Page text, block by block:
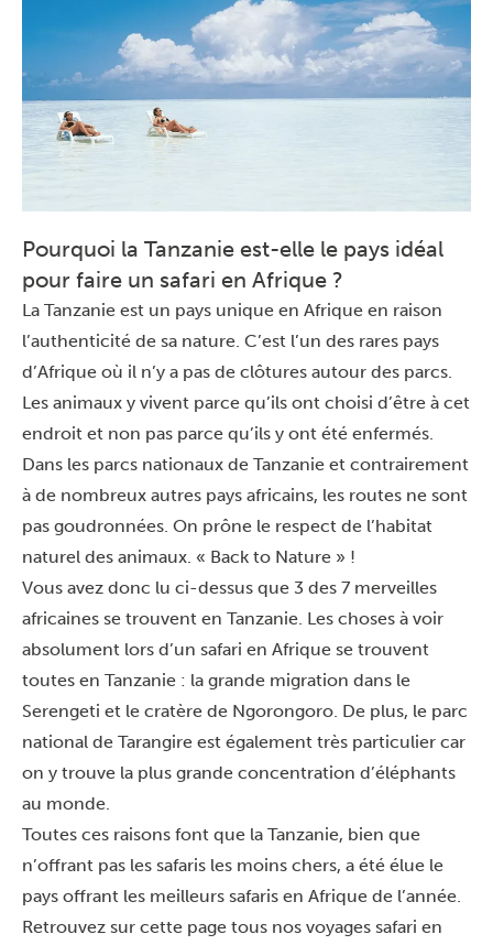
Pourquoi la Tanzanie est-elle le pays idéal
pour faire un safari en Afrique ?
La Tanzanie est un pays unique en Afrique en raison
l’authenticité de sa nature. C’est l’un des rares pays
d’Afrique où il n’y a pas de clôtures autour des parcs.
Les animaux y vivent parce qu’ils ont choisi d’être à cet
endroit et non pas parce qu’ils y ont été enfermés.
Dans les parcs nationaux de Tanzanie et contrairement
à de nombreux autres pays africains, les routes ne sont
pas goudronnées. On prône le respect de l’habitat
naturel des animaux. « Back to Nature » !
Vous avez donc lu ci-dessus que 3 des 7 merveilles
africaines se trouvent en Tanzanie. Les choses à voir
absolument lors d’un safari en Afrique se trouvent
toutes en Tanzanie : la grande migration dans le
Serengeti et le cratère de Ngorongoro. De plus, le parc
national de Tarangire est également très particulier car
on y trouve la plus grande concentration d’éléphants
au monde.
Toutes ces raisons font que la Tanzanie, bien que
n’offrant pas les safaris les moins chers, a été élue le
pays offrant les meilleurs safaris en Afrique de l’année
Retrouvez sur cette page tous nos voyages safari en